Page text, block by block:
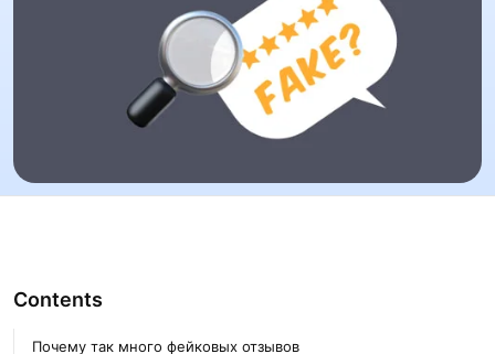
Contents
Почему так много фейковых отзывов